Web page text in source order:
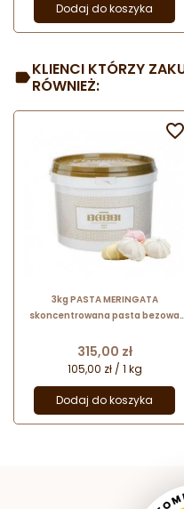
Dodaj do koszyka
KLIENCI KTÓRZY
RÓWNIEŻ:
3kg PASTA MERINGATA
skoncentrowana pasta bezowa
Cena
315,00 zł
105,00 zł / 1 kg
Dodaj do koszyka
